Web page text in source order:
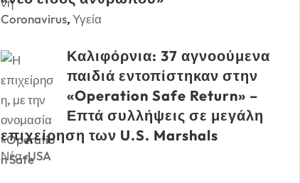
Coronavirus,Υγεία
Καλιφόρνια: 37 αγνοούμενα
παιδιά εντοπίστηκαν στην
«Operation Safe Return» –
Επτά συλλήψεις σε μεγάλη
επιχείρηση των U.S. Marshals
Νέα-USA